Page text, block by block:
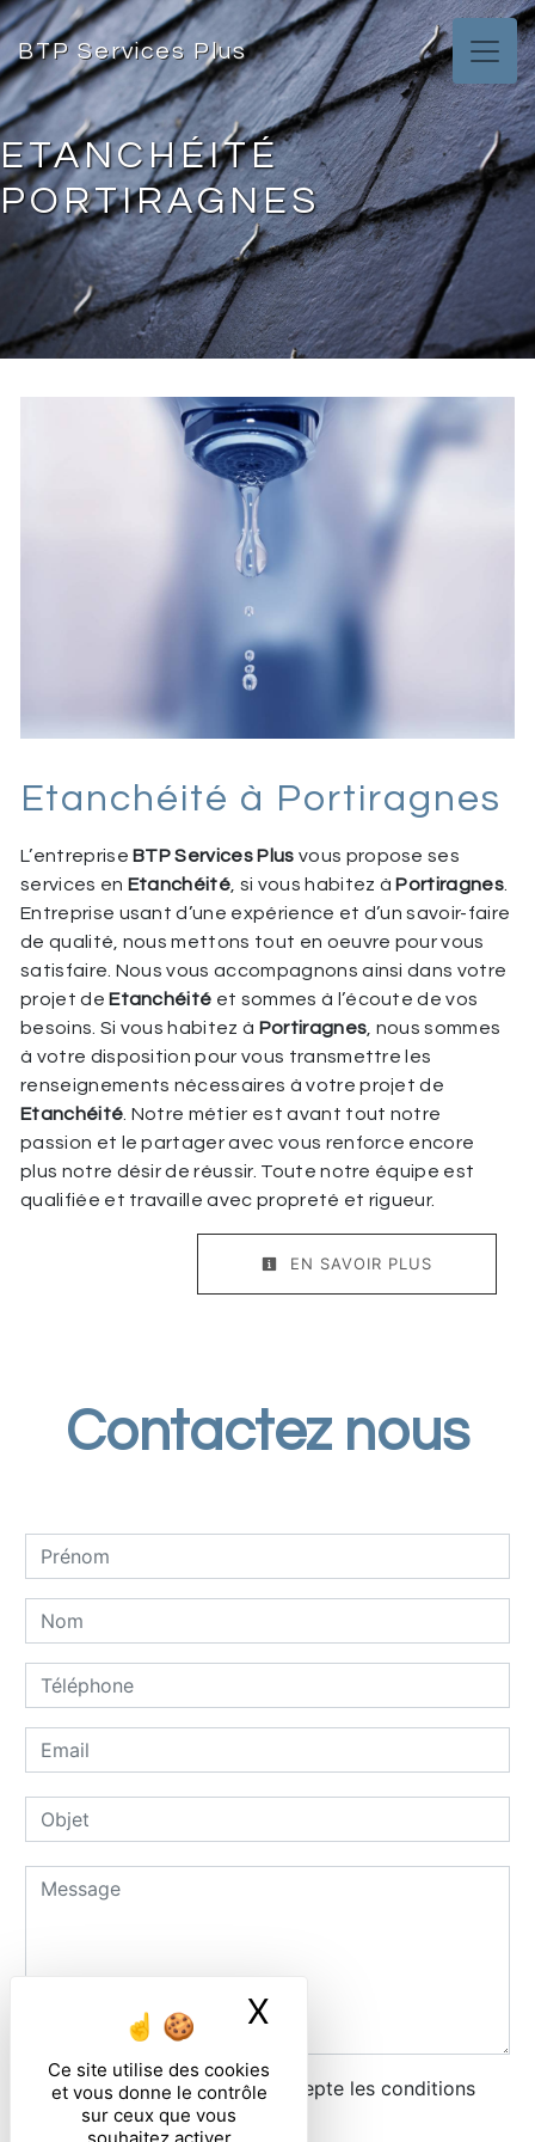
Panneau de gestion des cookies
Ce site utilise des cookies
et vous donne le contrôle
sur ceux que vous
X
BTP Services Plus
ETANCHÉITÉ
PORTIRAGNES
Etanchéité à Portiragnes
L’entreprise BTP Services Plus vous propose ses
services en Etanchéité, si vous habitez à Portiragnes.
Entreprise usant d’une expérience et d’un savoir-faire
de qualité, nous mettons tout en oeuvre pour vous
satisfaire. Nous vous accompagnons ainsi dans votre
projet de Etanchéité et sommes à l’écoute de vos
besoins. Si vous habitez à Portiragnes, nous sommes
à votre disposition pour vous transmettre les
renseignements nécessaires à votre projet de
Etanchéité. Notre métier est avant tout notre
passion et le partager avec vous renforce encore
plus notre désir de réussir. Toute notre équipe est
qualifiée et travaille avec propreté et rigueur.
EN SAVOIR PLUS
Contactez nous
En cochant cette case, j'accepte les conditions
particulières ci-dessous **